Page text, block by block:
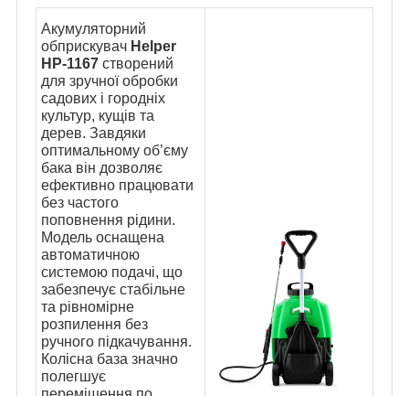
Акумуляторний
обприскувач Helper
HP-1167 створений
для зручної обробки
садових і городніх
культур, кущів та
дерев. Завдяки
оптимальному об’єму
бака він дозволяє
ефективно працювати
без частого
поповнення рідини.
Модель оснащена
автоматичною
системою подачі, що
забезпечує стабільне
та рівномірне
розпилення без
ручного підкачування.
Колісна база значно
полегшує